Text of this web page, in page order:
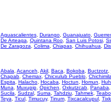
Aguascalientes, Durango, Guanajuato,
De Arteaga
Quintana Roo, San Luis Potosi,
De Zaragoza
Colima Chiapas, Chihuahua
Abala Acanceh Akil, Baca Bokoba Buctzotz,
Chapab, Chemax, Chicxulub Pueblo, Chichimila
Espita
Halacho, Hocaba Hoctun Homun
Muna
Muxupip, Opichen Oxkutzcab, Panaba
Sucila
Sudzal, Suma Tahdziu Tahmek, Teabo,
Teya
Ticul, Timucuy, Tinum, Tixcacalcupul,